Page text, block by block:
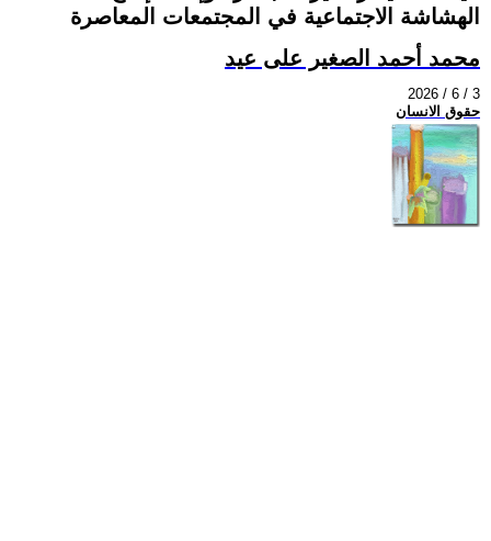
الهشاشة الاجتماعية في المجتمعات المعاصرة
محمد أحمد الصغير على عيد
2026 / 6 / 3
حقوق الانسان